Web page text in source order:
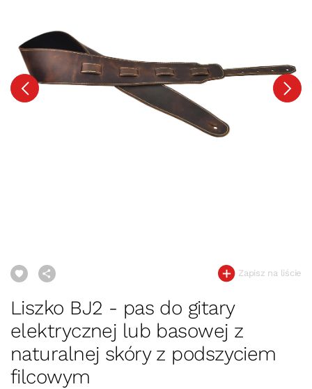
Zapisz na liście
Liszko BJ2 - pas do gitary
elektrycznej lub basowej z
naturalnej skóry z podszyciem
filcowym